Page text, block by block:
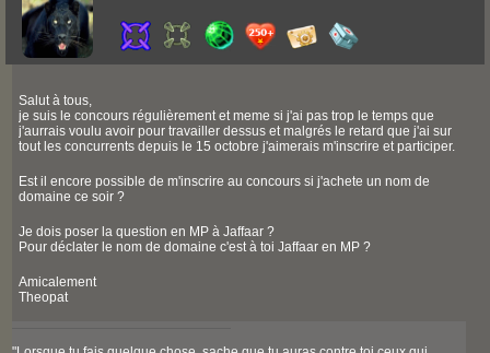
Salut à tous,
je suis le concours régulièrement et meme si j'ai pas trop le temps que
j'aurrais voulu avoir pour travailler dessus et malgrés le retard que j'ai sur
tout les concurrents depuis le 15 octobre j'aimerais m'inscrire et participer.
Est il encore possible de m'inscrire au concours si j'achete un nom de
domaine ce soir ?
Je dois poser la question en MP à Jaffaar ?
Pour déclater le nom de domaine c'est à toi Jaffaar en MP ?
Amicalement
Theopat